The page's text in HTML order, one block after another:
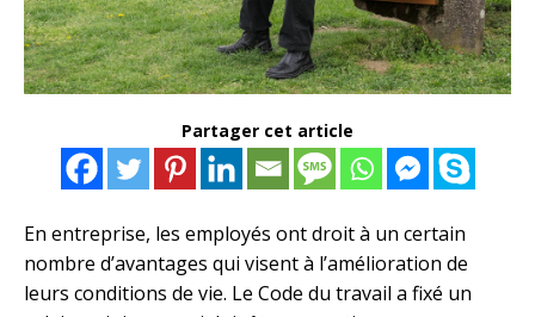
Partager cet article
En entreprise, les employés ont droit à un certain
nombre d’avantages qui visent à l’amélioration de
leurs conditions de vie. Le Code du travail a fixé un